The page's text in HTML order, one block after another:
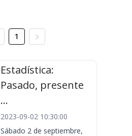
1
Estadística:
Pasado, presente
...
2023-09-02 10:30:00
Sábado 2 de septiembre,